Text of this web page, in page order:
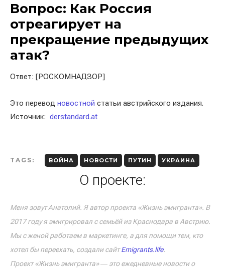
Вопрос: Как Россия
отреагирует на
прекращение предыдущих
атак?
Ответ: [РОСКОМНАДЗОР]
Это перевод новостной статьи австрийского издания.
Источник: derstandard.at
TAGS: ВОЙНА НОВОСТИ ПУТИН УКРАИНА
О проекте:
Меня зовут Анатолий. Я автор проекта «Жизнь эмигранта». В
2017 году я эмигрировал с семьёй из Краснодара в Австрию.
Мы с женой работаем в маркетинге, а для помощи тем, кто
хотел бы переехать, создали сайтEmigrants.life.
Проект «Жизнь эмигранта» ― это ежедневные новости о